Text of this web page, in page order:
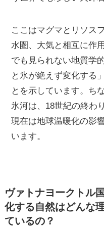
ここはマグマとリソス
水圏、大気と相互に作
でも見られない地質学
と氷が絶えず変化する
とを示しています。ち
氷河は、18世紀の終わ
現在は地球温暖化の影
います。
ヴァトナヨークトル
化する自然はどんな
ているの？